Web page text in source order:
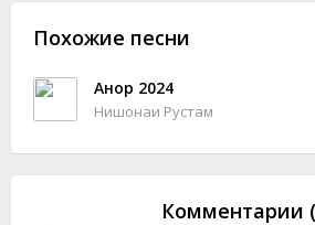
Похожие песни
Анор 2024
Нишонаи Рустам
Комментарии